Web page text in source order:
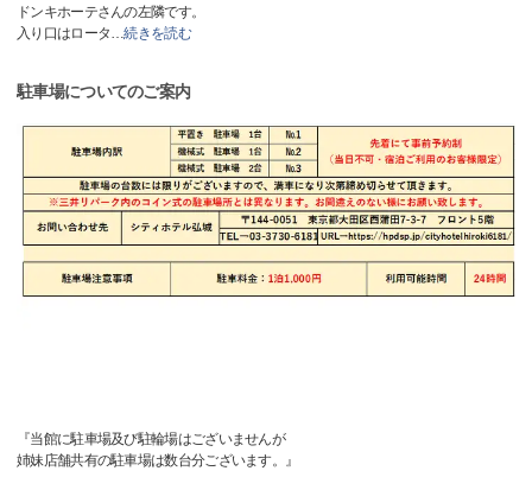
ドンキホーテさんの左隣です。
入り口はロータ …続きを読む
駐車場についてのご案内
『当館に駐車場及び駐輪場はございませんが
姉妹店舗共有の駐車場は数台分ございます。』